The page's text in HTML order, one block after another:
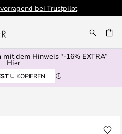
bei Trustpilot
mit dem Hinweis "-16% EXTRA”
Hier
KOPIEREN